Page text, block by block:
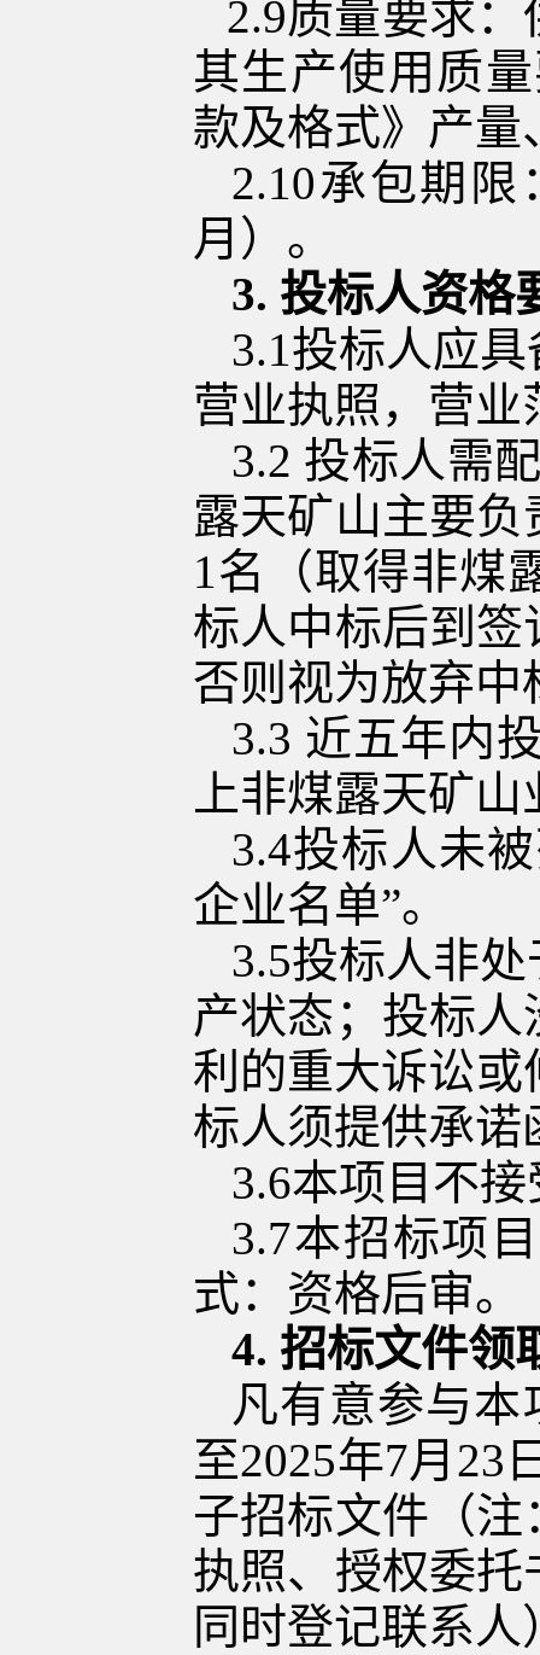
2.9质量要求：
其生产使用质
款及格式》 产量
2.10承包期限
月 ）。
3. 投标人资格
3.1投标人应
营业执照 ，营业
3.2 投标人需
露天矿山主要负
1名（取得非煤
标人中标后到
否则视为放弃中
3.3 近五年内
上非煤露天矿
3.4投标人未
企业名单”。
3.5投标人非
产状态；投标
利的重大诉讼或
标人须提供承诺
3.6本项目不
3.7本招标项
式：资格后审。
4. 招标文件领
凡有意参与
至2025年7月 23
子招标文件（
执照、授权委
同时登记联系人